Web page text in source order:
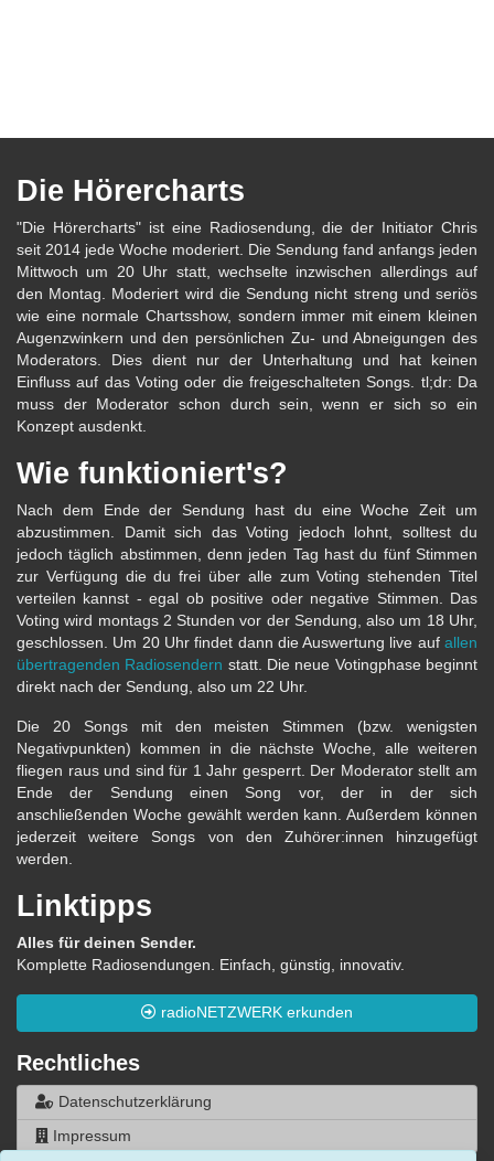
Die Hörercharts
"Die Hörercharts" ist eine Radiosendung, die der Initiator Chris
seit 2014 jede Woche moderiert. Die Sendung fand anfangs jeden
Mittwoch um 20 Uhr statt, wechselte inzwischen allerdings auf
den Montag. Moderiert wird die Sendung nicht streng und seriös
wie eine normale Chartsshow, sondern immer mit einem kleinen
Augenzwinkern und den persönlichen Zu- und Abneigungen des
Moderators. Dies dient nur der Unterhaltung und hat keinen
Einfluss auf das Voting oder die freigeschalteten Songs. tl;dr: Da
muss der Moderator schon durch sein, wenn er sich so ein
Konzept ausdenkt.
Wie funktioniert's?
Nach dem Ende der Sendung hast du eine Woche Zeit um
abzustimmen. Damit sich das Voting jedoch lohnt, solltest du
jedoch täglich abstimmen, denn jeden Tag hast du fünf Stimmen
zur Verfügung die du frei über alle zum Voting stehenden Titel
verteilen kannst - egal ob positive oder negative Stimmen. Das
Voting wird montags 2 Stunden vor der Sendung, also um 18 Uhr,
geschlossen. Um 20 Uhr findet dann die Auswertung live auf allen
übertragenden Radiosendern statt. Die neue Votingphase beginnt
direkt nach der Sendung, also um 22 Uhr.
Die 20 Songs mit den meisten Stimmen (bzw. wenigsten
Negativpunkten) kommen in die nächste Woche, alle weiteren
fliegen raus und sind für 1 Jahr gesperrt. Der Moderator stellt am
Ende der Sendung einen Song vor, der in der sich
anschließenden Woche gewählt werden kann. Außerdem können
jederzeit weitere Songs von den Zuhörer:innen hinzugefügt
werden.
Linktipps
Alles für deinen Sender.
Komplette Radiosendungen. Einfach, günstig, innovativ.
radioNETZWERK erkunden
Rechtliches
Datenschutzerklärung
Impressum